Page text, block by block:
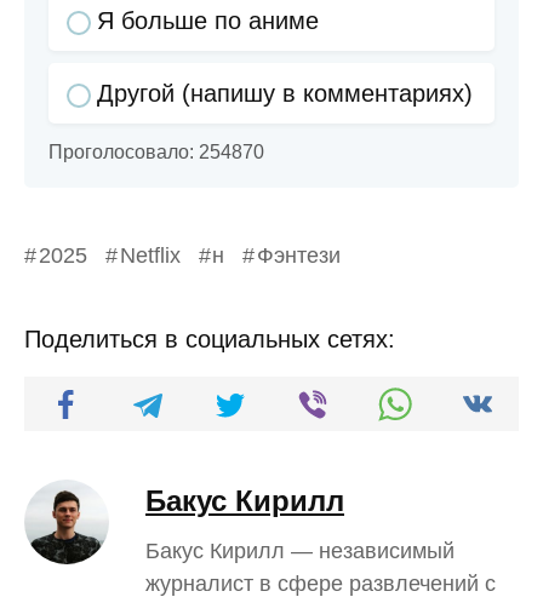
Я больше по аниме
Другой (напишу в комментариях)
Проголосовало: 254870
2025 Netflix н Фэнтези
Поделиться в социальных сетях:
Бакус Кирилл
Бакус Кирилл — независимый
журналист в сфере развлечений с